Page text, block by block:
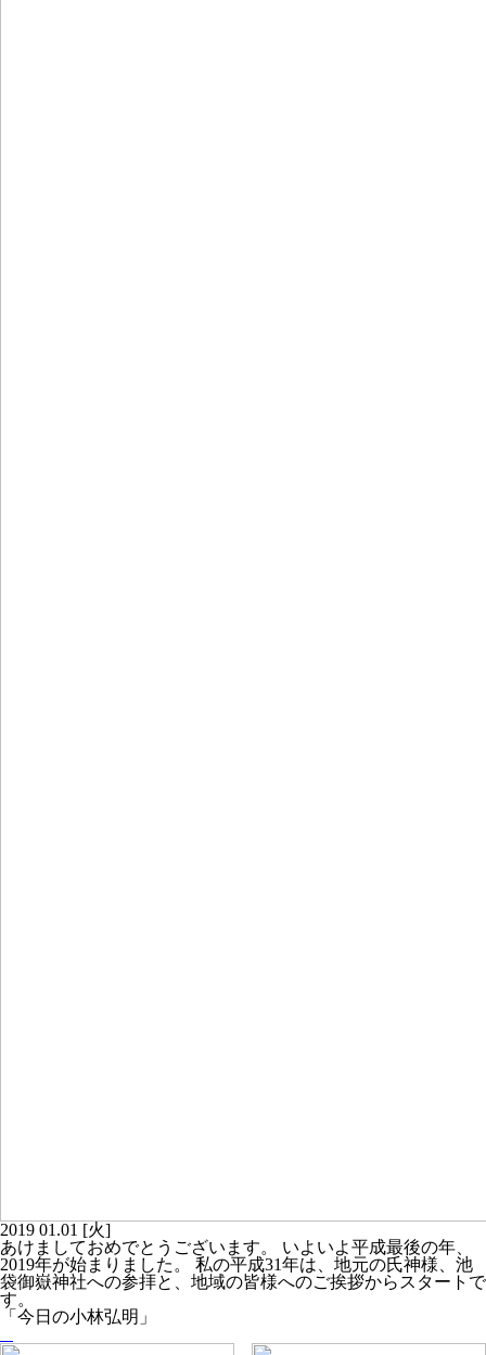
2019 01.01 [火]
あけましておめでとうございます。 いよいよ平成最後の年、
2019年が始まりました。 私の平成31年は、地元の氏神様、池
袋御嶽神社への参拝と、地域の皆様へのご挨拶からスタートで
す。
「今日の小林弘明」